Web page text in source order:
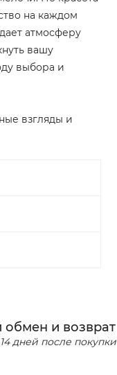
на каждом
атмосферу
вашу
выбора и
взгляды и
обмен и возврат
дней после покупки